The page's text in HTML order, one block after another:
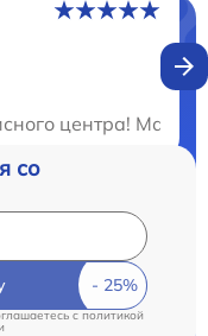
центра!
со
cполитикой